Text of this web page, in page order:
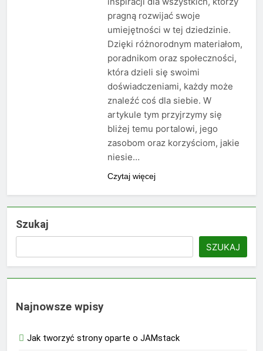
pragną rozwijać swoje
umiejętności w tej dziedzinie.
Dzięki różnorodnym materiałom,
poradnikom oraz społeczności,
która dzieli się swoimi
doświadczeniami, każdy może
znaleźć coś dla siebie. W
artykule tym przyjrzymy się
bliżej temu portalowi, jego
zasobom oraz korzyściom, jakie
niesie…
Czytaj więcej
Szukaj
SZUKAJ
Najnowsze wpisy
Jak tworzyć strony oparte o JAMstack